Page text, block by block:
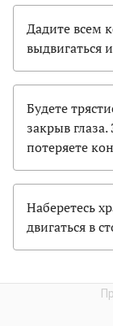
Дадите всем
выдвигаться
Будете
закрыв
потеряете
Наберетесь
двигаться в